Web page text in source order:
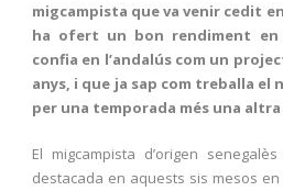
migcampista que va venir cedit
ha ofert un bon rendiment
confia en l’andalús com un
anys, i que ja sap com treballa el
per una temporada més una altra
El migcampista d’origen
destacada en aquests sis mesos